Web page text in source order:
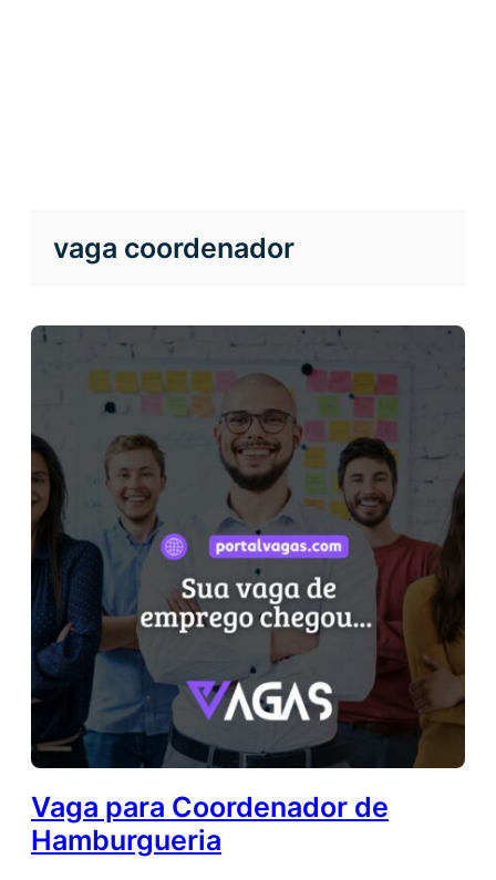
vaga coordenador
Vaga para Coordenador de
Hamburgueria